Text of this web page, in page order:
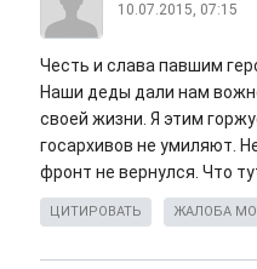
10.07.2015, 07:15
Честь и слава павшим
Наши деды дали нам
своей жизни. Я этим
госархивов не умиляют.
фронт не вернулся. Что
ЦИТИРОВАТЬ ЖАЛОБА